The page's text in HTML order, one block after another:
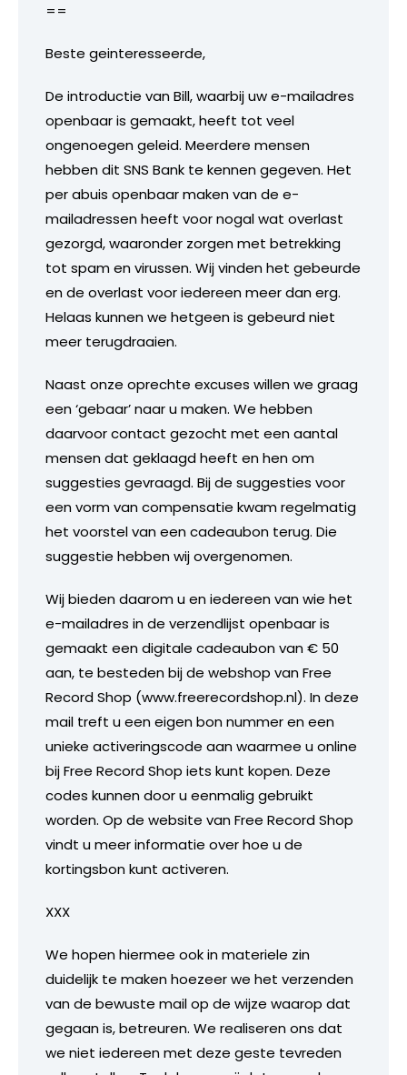
==
Beste geinteresseerde,
De introductie van Bill, waarbij uw e-mailadres
openbaar is gemaakt, heeft tot veel
ongenoegen geleid. Meerdere mensen
hebben dit SNS Bank te kennen gegeven. Het
per abuis openbaar maken van de e-
mailadressen heeft voor nogal wat overlast
gezorgd, waaronder zorgen met betrekking
tot spam en virussen. Wij vinden het gebeurde
en de overlast voor iedereen meer dan erg.
Helaas kunnen we hetgeen is gebeurd niet
meer terugdraaien.
Naast onze oprechte excuses willen we graag
een ‘gebaar’ naar u maken. We hebben
daarvoor contact gezocht met een aantal
mensen dat geklaagd heeft en hen om
suggesties gevraagd. Bij de suggesties voor
een vorm van compensatie kwam regelmatig
het voorstel van een cadeaubon terug. Die
suggestie hebben wij overgenomen.
Wij bieden daarom u en iedereen van wie het
e-mailadres in de verzendlijst openbaar is
gemaakt een digitale cadeaubon van € 50
aan, te besteden bij de webshop van Free
Record Shop (www.freerecordshop.nl). In deze
mail treft u een eigen bon nummer en een
unieke activeringscode aan waarmee u online
bij Free Record Shop iets kunt kopen. Deze
codes kunnen door u eenmalig gebruikt
worden. Op de website van Free Record Shop
vindt u meer informatie over hoe u de
kortingsbon kunt activeren.
XXX
We hopen hiermee ook in materiele zin
duidelijk te maken hoezeer we het verzenden
van de bewuste mail op de wijze waarop dat
gegaan is, betreuren. We realiseren ons dat
we niet iedereen met deze geste tevreden